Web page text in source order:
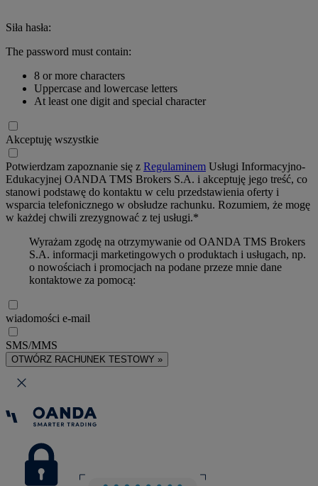
Siła hasła:
The password must contain:
8 or more characters
Uppercase and lowercase letters
At least one digit and special character
Akceptuję wszystkie
Potwierdzam zapoznanie się z Regulaminem Usługi Informacyjno-
Edukacyjnej OANDA TMS Brokers S.A. i akceptuję jego treść, co
stanowi podstawę do kontaktu w celu przedstawienia oferty i
wsparcia telefonicznego w obsłudze rachunku. Rozumiem, że mogę
w każdej chwili zrezygnować z tej usługi.*
Wyrażam zgodę na otrzymywanie od OANDA TMS Brokers
S.A. informacji marketingowych o produktach i usługach, np.
o nowościach i promocjach na podane przeze mnie dane
kontaktowe za pomocą:
wiadomości e-mail
SMS/MMS
OTWÓRZ RACHUNEK TESTOWY »